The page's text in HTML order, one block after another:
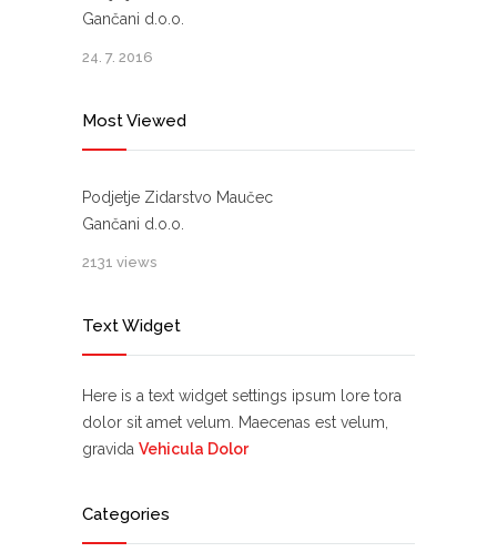
Gančani d.o.o.
24. 7. 2016
Most Viewed
Podjetje Zidarstvo Maučec
Gančani d.o.o.
2131 views
Text Widget
Here is a text widget settings ipsum lore tora
dolor sit amet velum. Maecenas est velum,
gravida Vehicula Dolor
Categories